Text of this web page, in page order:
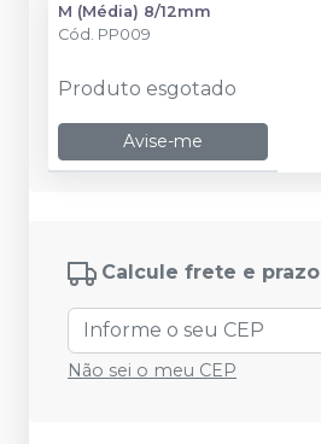
M (Média) 8/12mm
Cód. PP009
Produto esgotado
Avise-me
Calcule frete e prazo
Não sei o meu CEP